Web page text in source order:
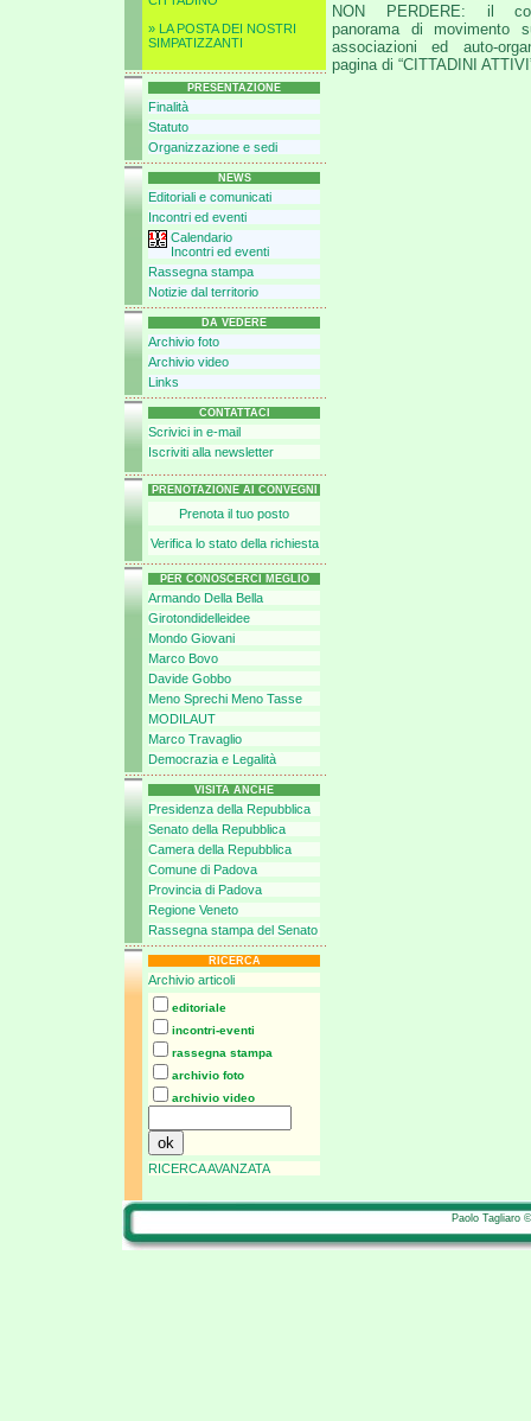
» LA POSTA DEI NOSTRI
SIMPATIZZANTI
PRESENTAZIONE
Finalità
Statuto
Organizzazione e sedi
NEWS
Editoriali e comunicati
Incontri ed eventi
Calendario
Incontri ed eventi
Rassegna stampa
Notizie dal territorio
DA VEDERE
Archivio foto
Archivio video
Links
CONTATTACI
Scrivici in e-mail
Iscriviti alla newsletter
PRENOTAZIONE AI CONVEGNI
Prenota il tuo posto
Verifica lo stato della richiesta
PER CONOSCERCI MEGLIO
Armando Della Bella
Girotondidelleidee
Mondo Giovani
Marco Bovo
Davide Gobbo
Meno Sprechi Meno Tasse
MODILAUT
Marco Travaglio
Democrazia e Legalità
VISITA ANCHE
Presidenza della Repubblica
Senato della Repubblica
Camera della Repubblica
Comune di Padova
Provincia di Padova
Regione Veneto
Rassegna stampa del Senato
RICERCA
Archivio articoli
editoriale
incontri-eventi
rassegna stampa
archivio foto
archivio video
RICERCA AVANZATA
NON PERDERE: il
panorama di movimento
associazioni ed auto-
pagina di “CITTADINI
Paolo Tagliaro ©